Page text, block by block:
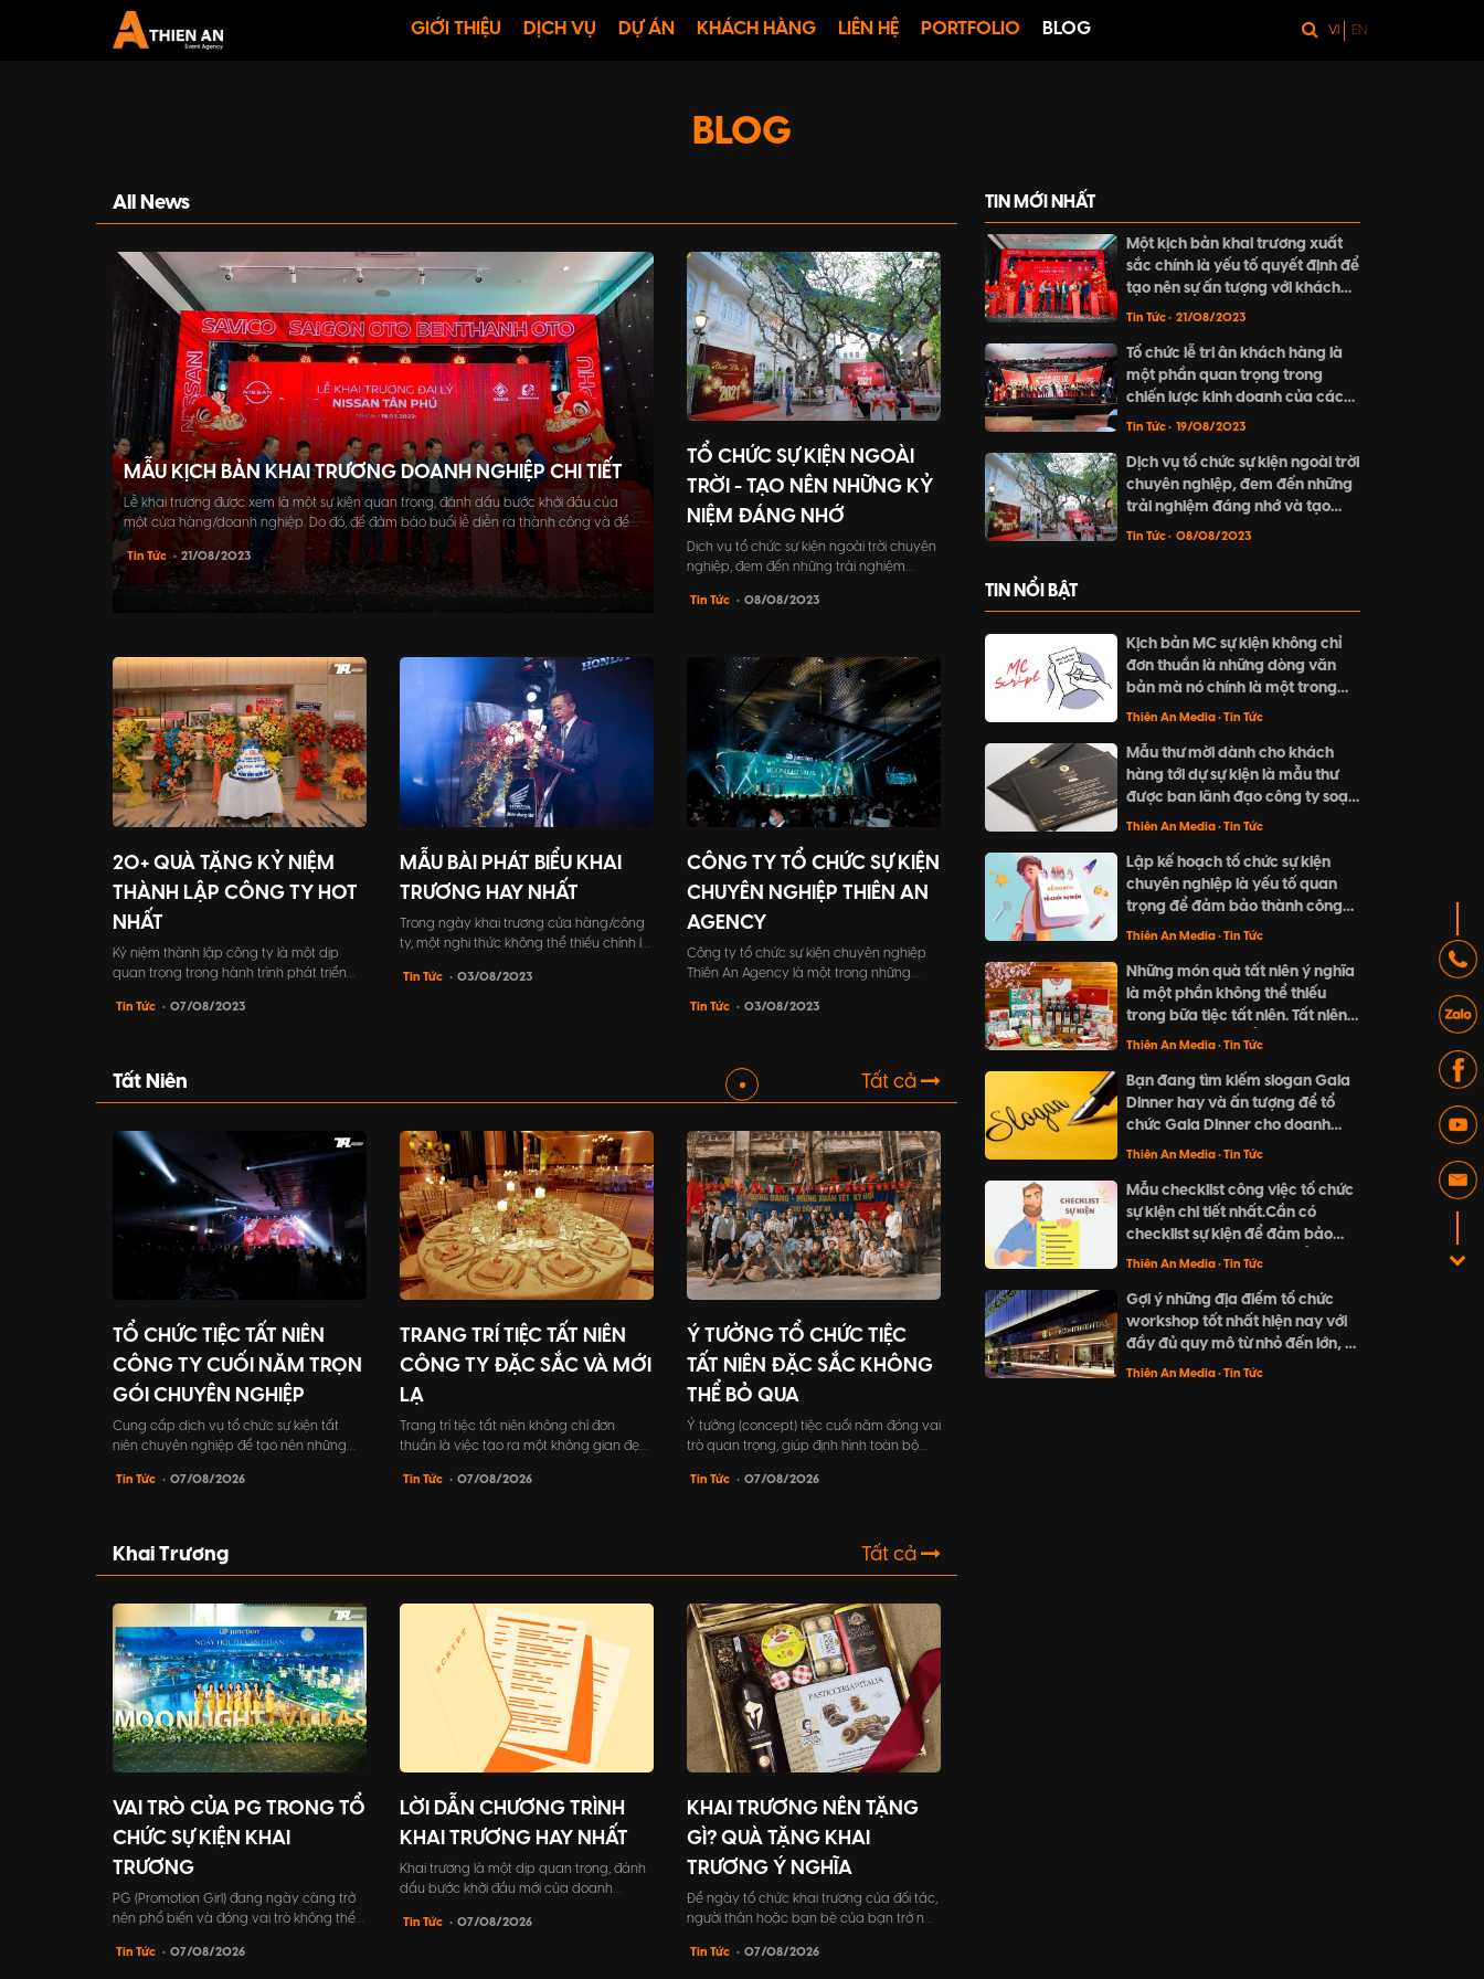
GIỚI THIỆU DỊCH VỤ DỰ ÁN KHÁCH HÀNG LIÊN HỆ PORTFOLIO BLOG VI EN
BLOG
All News
MẪU KỊCH BẢN KHAI TRƯƠNG DOANH NGHIỆP CHI TIẾT
Lễ khai trương được xem là một sự kiện quan trọng, đánh dấu bước khởi đầu của
một cửa hàng/doanh nghiệp. Do đó, để đảm bảo buổi lễ diễn ra thành công và để
lại ấn tượng sâu sắc trong lòng mọi người, người tổ chức cần phải thiết kế một kịch
bản khai trương chi tiết và cụ thể.
Tin Tức • 21/08/2023
TỔ CHỨC SỰ KIỆN NGOÀI
TRỜI - TẠO NÊN NHỮNG KỶ
NIỆM ĐÁNG NHỚ
Dịch vụ tổ chức sự kiện ngoài trời chuyên
nghiệp, đem đến những trải nghiệm
khám phá cách tổ chức sự kiện ngoài trời
Tin Tức • 08/08/2023
20+ QUÀ TẶNG KỶ NIỆM
THÀNH LẬP CÔNG TY HOT
NHẤT
Kỷ niệm thành lập công ty là một dịp
quan trọng trong hành trình phát triển
trong dịp này không chỉ thể hiện tấm
tế. Do đó, bạn cần lựa chọn quà một
cách kỹ lưỡng, phù...
Tin Tức • 07/08/2023
MẪU BÀI PHÁT BIỂU KHAI
TRƯƠNG HAY NHẤT
Trong ngày khai trương cửa hàng/công
ty, một nghi thức không thể thiếu chính là
nghĩa vô cùng quan trọng, giúp đánh
Tin Tức • 03/08/2023
CÔNG TY TỔ CHỨC SỰ KIỆN
CHUYÊN NGHIỆP THIÊN AN
AGENCY
Công ty tổ chức sự kiện chuyên nghiệp
Thiên An Agency là một trong những
chức sự kiện tại Việt Nam. Với đội ngũ
nghiệm sự kiện độc đáo và chất lượng
Tin Tức • 03/08/2023
Tất Niên Tất cả
TỔ CHỨC TIỆC TẤT NIÊN
CÔNG TY CUỐI NĂM TRỌN
GÓI CHUYÊN NGHIỆP
Cung cấp dịch vụ tổ chức sự kiện tất
niên chuyên nghiệp để tạo nên những
nối đồng nghiệp và đối tác khách hàng.
ty, từ lợi ích đến những bước tổ chức chi
tiết.
Tin Tức • 07/08/2026
TRANG TRÍ TIỆC TẤT NIÊN
CÔNG TY ĐẶC SẮC VÀ MỚI
LẠ
Trang trí tiệc tất niên không chỉ đơn
thuần là việc tạo ra một không gian đẹp
lớn. Đó là cách để công ty khẳng định
Tin Tức • 07/08/2026
Ý TƯỞNG TỔ CHỨC TIỆC
TẤT NIÊN ĐẶC SẮC KHÔNG
THỂ BỎ QUA
Ý tưởng (concept) tiệc cuối năm đóng vai
trò quan trọng, giúp định hình toàn bộ
chơi, cho đến trang phục người tham
Tin Tức • 07/08/2026
Khai Trương Tất cả
VAI TRÒ CỦA PG TRONG TỔ
CHỨC SỰ KIỆN KHAI
TRƯƠNG
PG (Promotion Girl) đang ngày càng trở
nên phổ biến và đóng vai trò không thể
PG không chỉ giúp chương trình trở nên
Tin Tức • 07/08/2026
LỜI DẪN CHƯƠNG TRÌNH
KHAI TRƯƠNG HAY NHẤT
Khai trương là một dịp quan trọng, đánh
dấu bước khởi đầu mới của doanh
kiện cần được chuẩn bị kỹ lưỡng, đặc
Tin Tức • 07/08/2026
KHAI TRƯƠNG NÊN TẶNG
GÌ? QUÀ TẶNG KHAI
TRƯƠNG Ý NGHĨA
Để ngày tổ chức khai trương của đối tác,
người thân hoặc bạn bè của bạn trở nên
biệt. Hãy tham khảo bài viết này của
Tin Tức • 07/08/2026
TIN MỚI NHẤT
Một kịch bản khai trương xuất
sắc chính là yếu tố quyết định để
tạo nên sự ấn tượng với khách
hàng.
Tin Tức• 21/08/2023
Tổ chức lễ tri ân khách hàng là
một phần quan trọng trong
chiến lược kinh doanh của các
doanh nghiệp nhằm củng cố vị
Tin Tức• 19/08/2023
Dịch vụ tổ chức sự kiện ngoài trời
chuyên nghiệp, đem đến những
trải nghiệm đáng nhớ và tạo
dấu ấn riêng. Hãy khám phá
Tin Tức• 08/08/2023
TIN NỔI BẬT
Kịch bản MC sự kiện không chỉ
đơn thuần là những dòng văn
bản mà nó chính là một trong
những yếu tố làm nên sự thành
bạn.
Thiên An Media• Tin Tức
Mẫu thư mời dành cho khách
hàng tới dự sự kiện là mẫu thư
được ban lãnh đạo công ty soạn
thảo, gửi tới khách hàng nhằm
đưa ra lời mời tham dự sự kiện.
Thiên An Media• Tin Tức
Lập kế hoạch tổ chức sự kiện
chuyên nghiệp là yếu tố quan
trọng để đảm bảo thành công
cho một sự kiện. Từ việc xác định
ngân sách, đến lựa chọn địa
điểm và thiết kế trang trí, tất cả
đều cần được tính toán và
chuẩn bị kỹ càng.
Thiên An Media• Tin Tức
Những món quà tất niên ý nghĩa
là một phần không thể thiếu
trong bữa tiệc tất niên. Tất niên
cuối năm là dịp để đoàn viên
tốt đẹp. Hãy cùng khám phá
những gợi ý về món quà đặc biệt
và ý nghĩa cho người thân và đối
tác trong dịp cuối năm này.
Thiên An Media• Tin Tức
Bạn đang tìm kiếm slogan Gala
Dinner hay và ấn tượng để tổ
chức Gala Dinner cho doanh
nghiệp? Khám phá ngay "Top
ấn tượng nhất" của Thiên An
Media với những ý tưởng sáng
tạo, ngắn gọn và dễ nhớ.
Thiên An Media• Tin Tức
Mẫu checklist công việc tổ chức
sự kiện chi tiết nhất.Cần có
checklist sự kiện để đảm bảo
các đầu mục đã được kiểm tra
công việc nào.
Thiên An Media• Tin Tức
Gợi ý những địa điểm tổ chức
workshop tốt nhất hiện nay với
đầy đủ quy mô từ nhỏ đến lớn, từ
không gian ngoài trời cho đến
Thiên An Media• Tin Tức